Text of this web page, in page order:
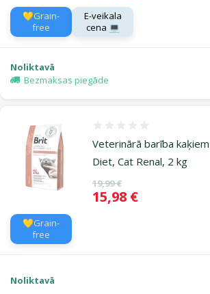
💛Grain-
free
E-veikala
cena 💻
Noliktavā
Bezmaksas piegāde
Veterinārā barība
Diet, Cat Renal, 2 kg
Oriģinālā cena
19,99 €
Cena
15,98 €
💛Grain-
free
Noliktavā